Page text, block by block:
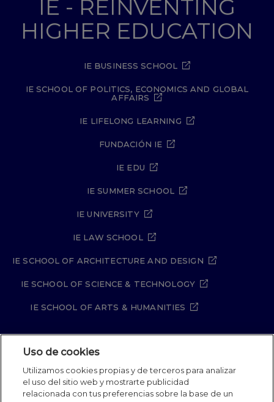
IE - REINVENTING
HIGHER EDUCATION
IE BUSINESS SCHOOL
IE SCHOOL OF POLITICS, ECONOMICS AND GLOBAL
AFFAIRS
IE LIFELONG LEARNING
FUNDACIÓN IE
IE EDU
IE SUMMER SCHOOL
IE UNIVERSITY
IE LAW SCHOOL
IE SCHOOL OF ARCHITECTURE AND DESIGN
IE SCHOOL OF SCIENCE & TECHNOLOGY
IE SCHOOL OF ARTS & HUMANITIES
Aviso legal
Política de Cookies
Política de seguridad
Student Academic Standards
Canal Compliance
Uso de cookies
Utilizamos cookies propias y de terceros para analizar
el uso del sitio web y mostrarte publicidad
relacionada con tus preferencias sobre la base de un